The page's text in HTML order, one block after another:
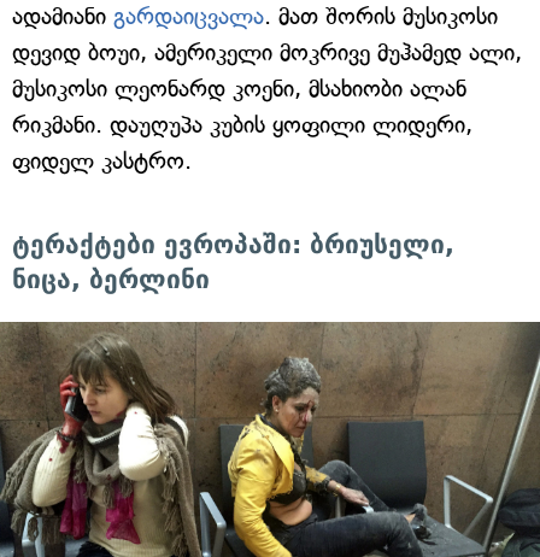
ადამიანი გარდაიცვალა. მათ შორის მუსიკოსი
დევიდ ბოუი, ამერიკელი მოკრივე მუჰამედ ალი,
მუსიკოსი ლეონარდ კოენი, მსახიობი ალან
რიკმანი. დაუღუპა კუბის ყოფილი ლიდერი,
ფიდელ კასტრო.
ტერაქტები ევროპაში: ბრიუსელი,
ნიცა, ბერლინი